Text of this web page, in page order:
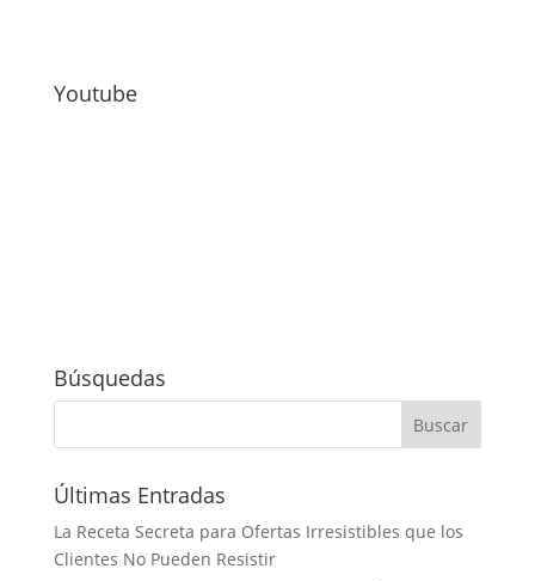
Youtube
Búsquedas
Últimas Entradas
La Receta Secreta para Ofertas Irresistibles que los
Clientes No Pueden Resistir